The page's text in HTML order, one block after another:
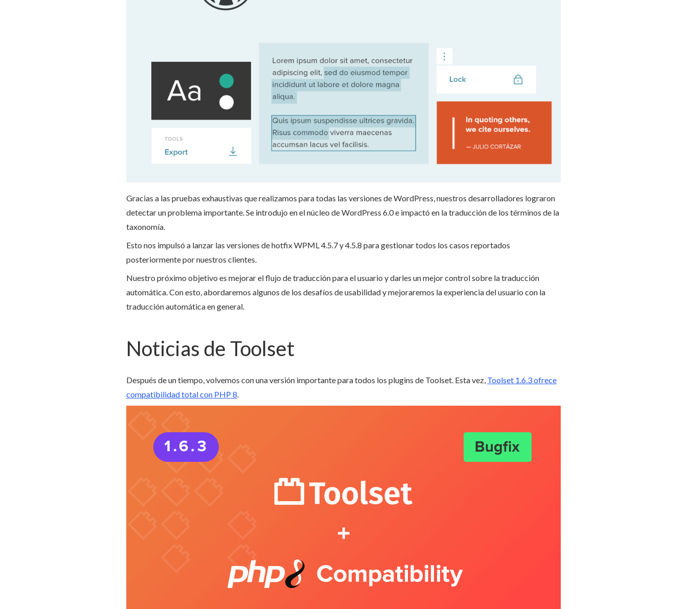
Gracias a las pruebas exhaustivas que realizamos para todas las versiones de WordPress, nuestros desarrolladores lograron
detectar un problema importante. Se introdujo en el núcleo de WordPress 6.0 e impactó en la traducción de los términos de la
taxonomía.
Esto nos impulsó a lanzar las versiones de hotfix WPML 4.5.7 y 4.5.8 para gestionar todos los casos reportados
posteriormente por nuestros clientes.
Nuestro próximo objetivo es mejorar el flujo de traducción para el usuario y darles un mejor control sobre la traducción
automática. Con esto, abordaremos algunos de los desafíos de usabilidad y mejoraremos la experiencia del usuario con la
traducción automática en general.
Noticias de Toolset
Después de un tiempo, volvemos con una versión importante para todos los plugins de Toolset. Esta vez, Toolset 1.6.3 ofrece
compatibilidad total con PHP 8.